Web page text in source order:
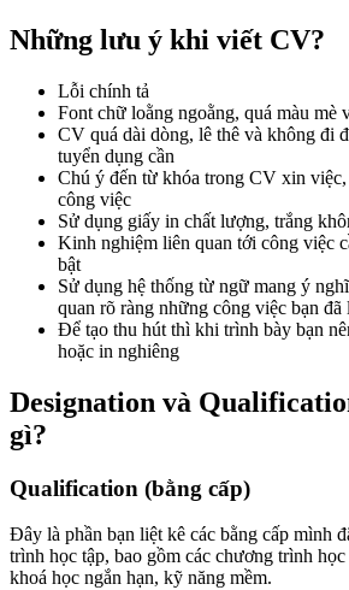
Những lưu ý khi viết CV?
Lỗi chính tả
Font chữ loằng ngoằng, quá màu mè
CV quá dài dòng, lê thê và không đi
tuyển dụng cần
Chú ý đến từ khóa trong CV xin việc,
công việc
Sử dụng giấy in chất lượng, trắng
Kinh nghiệm liên quan tới công việc
bật
Sử dụng hệ thống từ ngữ mang ý
quan rõ ràng những công việc bạn đã
Để tạo thu hút thì khi trình bày bạn
hoặc in nghiêng
Designation và
gì?
Qualification (bằng cấp)
Đây là phần bạn liệt kê các bằng cấp mình
trình học tập, bao gồm các chương trình
khoá học ngắn hạn, kỹ năng mềm.